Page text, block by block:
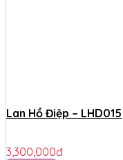
Lan Hồ Điệp – LHD015
3,300,000đ